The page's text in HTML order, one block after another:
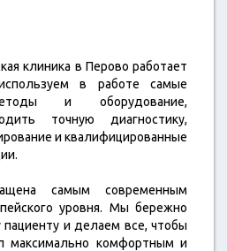
клиника в Перово работает
в работе самые
и оборудование,
точную диагностику,
и квалифицированные
самым современным
уровня. Мы бережно
и делаем все, чтобы
максимально комфортным и